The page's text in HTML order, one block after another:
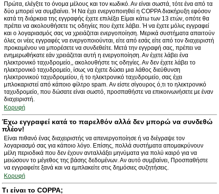
Πρώτα, ελέγξτε το όνομα μέλους και τον κωδικό. Αν είναι σωστά, τότε ένα από τα
δύο μπορεί να συμβαίνει. Ή Να έχει ενεργοποιηθεί η COPPA διακήρυξη εφόσον
κατά τη διάρκεια της εγγραφής έχετε επιλέξει Είμαι κάτω των 13 ετών, οπότε θα
πρέπει να ακολουθήσετε τις οδηγίες που έχετε λάβει. Ή να έχετε μόλις εγγραφεί
και ο λογαριασμός σας να χρειάζεται ενεργοποίηση. Μερικά συστήματα απαιτούν
όλες οι νέες εγγραφές να ενεργοποιούνται, είτε από εσάς είτε από τον διαχειριστή
προκειμένου να μπορέσετε να συνδεθείτε. Μετά την εγγραφή σας, πρέπει να
ενημερωθήκατε εάν χρειάζεται αυτή η ενεργοποίηση. Αν έχετε λάβει ένα
ηλεκτρονικό ταχυδρομείο,, ακολουθήστε τις οδηγίες. Αν δεν έχετε λάβει το
ηλεκτρονικό ταχυδρομείο, ίσως να έχετε δώσει μια λάθος διεύθυνση
ηλεκτρονικού ταχυδρομείου, ή το ηλεκτρονικό ταχυδρομείο, σας έχει
μπλοκαριστεί από κάποιο φίλτρο spam. Αν είστε σίγουρος ό,τι το ηλεκτρονικό
ταχυδρομείο, που δώσατε είναι σωστό, προσπαθήστε να επικοινωνήσετε με έναν
διαχειριστή.
Κορυφή
Έχω εγγραφεί κατά το παρελθόν αλλά δεν μπορώ να συνδεθώ
πλέον!
Είναι πιθανό ένας διαχειριστής να απενεργοποίησε ή να διέγραψε τον
λογαριασμό σας για κάποιο λόγο. Επίσης, πολλά συστήματα απομακρύνουν
μέλη περιοδικά που δεν έχουν ανταλλάξει μηνύματα για πολύ καιρό για να
μειώσουν το μέγεθος της βάσης δεδομένων. Αν αυτό συμβαίνει, Προσπαθήστε
να εγγραφείτε ξανά και να εμπλακείτε στις δημόσιες συζητήσεις.
Κορυφή
Τι είναι το COPPA;